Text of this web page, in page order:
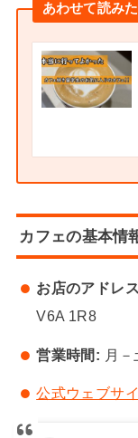
あわせて読み
カフェの基本情
お店のアドレ
V6A 1R8
営業時間: 月
公式ウェブサ